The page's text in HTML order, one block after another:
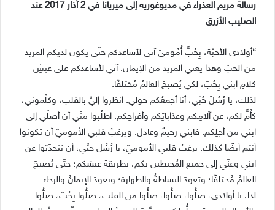
رسالة مريم العذراء في مديوغوريه إلى ميريانا في 2 آذار 2017 عند
الصليب الأزرق
“أولادي الأحبّة، بِحُبٍّ أُمُوميّ آتي لأساعدَكم حتّى يكونَ لديكم المزيد
من الحبّ وهذا يعني المزيد من الإيمان. آتي لأساعدَكم على عيشِ
كلامِ ابني بِحُبّ، لكي يُصبحَ العالمُ مُختلفًا.
لذلك، يا رُسُلَ حُبّي، أنا أجمعُكم حولي. انظروا إليَّ بالقلب، وكلِّموني،
كأُمٍّ لكم، عن آلامِكم وعذاباتِكم وأفراحِكم. اطلُبوا منّي أن أصلّي إلى
ابني من أجلِكم. فابني رحيمٌ وعادل. ويرغبُ قلبي الأموميّ أن تكونوا
أنتم أيضًا كذلك. يرغبُ قلبي الأموميّ، يا رُسُلَ حبِّي، أن تتحدّثوا عن
ابني وعنّي إلى جميعِ المُحيطين بكم، بطريقةِ عيشِكم؛ حتّى يُصبحَ
العالمُ مُختلفًا؛ وتعودَ البساطةُ والطهارة؛ ويعودَ الإيمانُ والرجاء.
لذا، يا أولادي، صلُّوا، صلُّوا، صلُّوا من القلب، صلُّوا بِحُبّ، صلُّوا